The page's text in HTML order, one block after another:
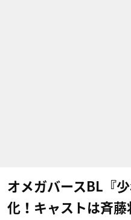
オメガバースBL『
化！キャストは斉藤